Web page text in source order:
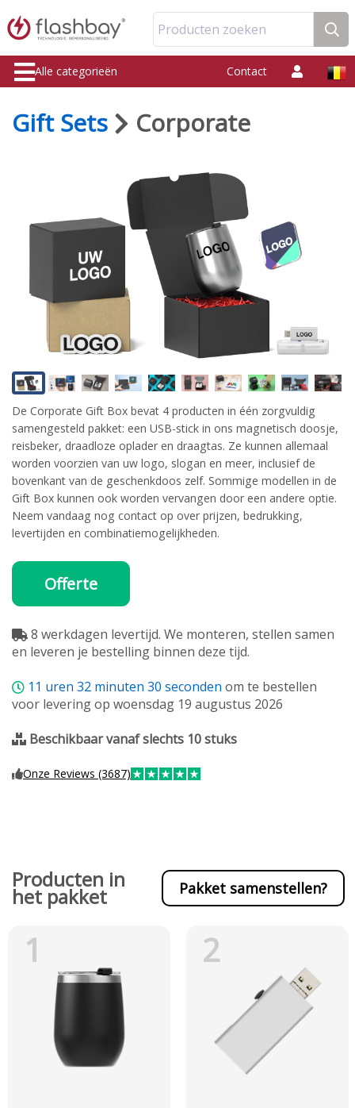
Producten zoeken
Alle categorieën Contact
Gift Sets Corporate
De Corporate Gift Box bevat 4 producten in één zorgvuldig
samengesteld pakket: een USB-stick in ons magnetisch doosje,
reisbeker, draadloze oplader en draagtas. Ze kunnen allemaal
worden voorzien van uw logo, slogan en meer, inclusief de
bovenkant van de geschenkdoos zelf. Sommige modellen in de
Gift Box kunnen ook worden vervangen door een andere optie.
Neem vandaag nog contact op over prijzen, bedrukking,
levertijden en combinatiemogelijkheden.
Offerte
8 werkdagen levertijd. We monteren, stellen samen
en leveren je bestelling binnen deze tijd.
11 uren 32 minuten 30 seconden om te bestellen
voor levering op woensdag 19 augustus 2026
Beschikbaar vanaf slechts 10 stuks
Onze Reviews (3687)
Producten in
het pakket Pakket samenstellen?
1 2